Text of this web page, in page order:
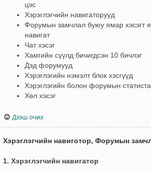
цэс
Хэрэглэгчийн навигаторууд
Форумын замчлал буюу ямар хэсэгт
навигат
Чат хэсэг
Хамгийн сүүлд бичигдсэн 10 бичлэг
Дэд форумууд
Хэрэглэгийн нэмэлт блок хэсгүүд
Хэрэглэгийн болон форумын
Хөл хэсэг
Дээш очих
Хэрэглэгчийн навиготор, Форумын
1. Хэрэглэгчийн навигатор